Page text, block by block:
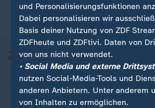
und Personalisierungsfunktionen
Dabei personalisieren wir
Basis deiner Nutzung von ZDF
ZDFheute und ZDFtivi. Daten von
von uns nicht verwendet.
• Social Media und externe
nutzen Social-Media-Tools und
anderen Anbietern. Unter anderem
von Inhalten zu ermöglichen.